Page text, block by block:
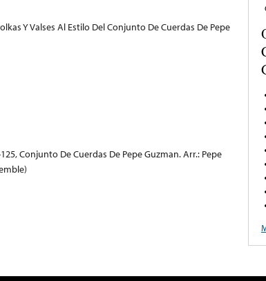
Y Valses Al Estilo Del Conjunto De Cuerdas De Pepe
Conjunto De Cuerdas De Pepe Guzman. Arr.: Pepe